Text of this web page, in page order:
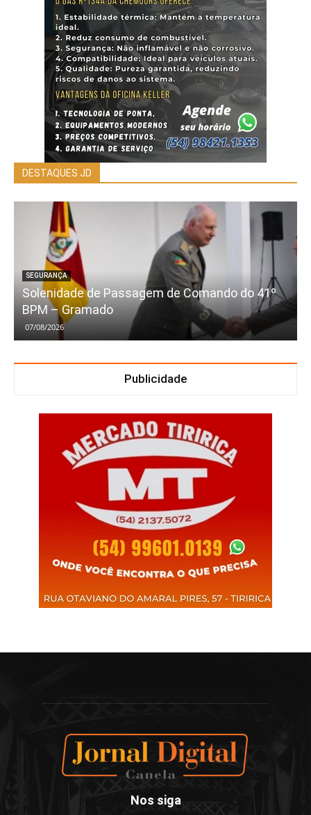
DESTAQUES JD
SEGURANÇA
Solenidade de Passagem de Comando do 41º
BPM – Gramado
07/08/2026
Publicidade
Nos siga